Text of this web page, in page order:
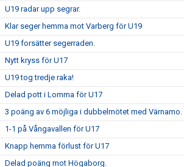
U19 radar upp segrar.
Klar seger hemma mot Varberg för U19
U19 forsätter segerraden.
Nytt kryss för U17
U19 tog tredje raka!
Delad pott i Lomma för U17
3 poäng av 6 möjliga i dubbelmötet med Värnamo.
1-1 på Vångavallen för U17
Knapp hemma förlust för U17
Delad poäng mot Högaborg.